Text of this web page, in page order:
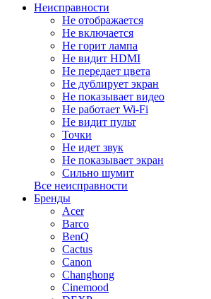
Неисправности
Не отображается
Не включается
Не горит лампа
Не видит HDMI
Не передает цвета
Не дублирует экран
Не показывает видео
Не работает Wi-Fi
Не видит пульт
Точки
Не идет звук
Не показывает экран
Сильно шумит
Все неисправности
Бренды
Acer
Barco
BenQ
Cactus
Canon
Changhong
Cinemood